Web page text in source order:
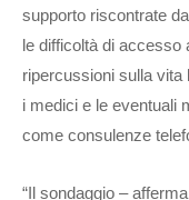
supporto riscontrate
le difficoltà di accesso
ripercussioni sulla vita
i medici e le eventuali
come consulenze
“Il sondaggio – afferma